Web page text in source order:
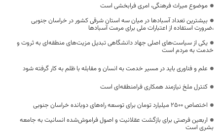
موضوع میراث فرهنگی، امری فرابخشی است
بیشترین تعداد آسبادها در میان سه استان شرقی کشور در خراسان جنوبی
،ضرورت استفاده از اعتبارات ملی برای مرمت آسبادها
یکی از سیاست‌های اصلی جهاد دانشگاهی تبدیل مزیت‌های منطقه‌ای به ثروت و
خدمت به مردم است
علم و فناوری باید در مسیر خدمت به انسان و مقابله با ظلم به کار گرفته شود
کنترل ملخ نیازمند همکاری فرامنطقه‌ای است
اختصاص 2500 میلیارد تومان برای توسعه راه‌های دوبانده خراسان جنوبی
اربعین فرصتی برای بازگشت عقلانیت و اصول فراموش‌شده انسانیت به جامعه
بشری است